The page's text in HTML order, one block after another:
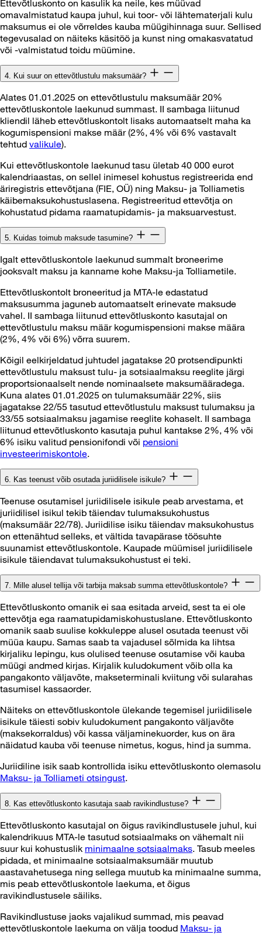
Ettevõtluskonto on kasulik ka neile, kes müüvad
omavalmistatud kaupa juhul, kui toor- või lähtematerjali kulu
maksumus ei ole võrreldes kauba müügihinnaga suur. Sellised
tegevusalad on näiteks käsitöö ja kunst ning omakasvatatud
või -valmistatud toidu müümine.
4. Kui suur on ettevõtlustulu maksumäär?
Alates 01.01.2025 on ettevõtlustulu maksumäär 20%
ettevõtluskontole laekunud summast. II sambaga liitunud
kliendil läheb ettevõtluskontolt lisaks automaatselt maha ka
kogumispensioni makse määr (2%, 4% või 6% vastavalt
tehtud valikule).
Kui ettevõtluskontole laekunud tasu ületab 40 000 eurot
kalendriaastas, on sellel inimesel kohustus registreerida end
äriregistris ettevõtjana (FIE, OÜ) ning Maksu- ja Tolliametis
käibemaksukohustuslasena. Registreeritud ettevõtja on
kohustatud pidama raamatupidamis- ja maksuarvestust.
5. Kuidas toimub maksude tasumine?
Igalt ettevõtluskontole laekunud summalt broneerime
jooksvalt maksu ja kanname kohe Maksu-ja Tolliametile.
Ettevõtluskontolt broneeritud ja MTA-le edastatud
maksusumma jaguneb automaatselt erinevate maksude
vahel. II sambaga liitunud ettevõtluskonto kasutajal on
ettevõtlustulu maksu määr kogumispensioni makse määra
(2%, 4% või 6%) võrra suurem.
Kõigil eelkirjeldatud juhtudel jagatakse 20 protsendipunkti
ettevõtlustulu maksust tulu- ja sotsiaalmaksu reeglite järgi
proportsionaalselt nende nominaalsete maksumääradega.
Kuna alates 01.01.2025 on tulumaksumäär 22%, siis
jagatakse 22/55 tasutud ettevõtlustulu maksust tulumaksu ja
33/55 sotsiaalmaksu jagamise reeglite kohaselt. II sambaga
liitunud ettevõtluskonto kasutaja puhul kantakse 2%, 4% või
6% isiku valitud pensionifondi või pensioni
investeerimiskontole.
6. Kas teenust võib osutada juriidilisele isikule?
Teenuse osutamisel juriidilisele isikule peab arvestama, et
juriidilisel isikul tekib täiendav tulumaksukohustus
(maksumäär 22/78). Juriidilise isiku täiendav maksukohustus
on ettenähtud selleks, et vältida tavapärase töösuhte
suunamist ettevõtluskontole. Kaupade müümisel juriidilisele
isikule täiendavat tulumaksukohustust ei teki.
7. Mille alusel tellija või tarbija maksab summa ettevõtluskontole?
Ettevõtluskonto omanik ei saa esitada arveid, sest ta ei ole
ettevõtja ega raamatupidamiskohustuslane. Ettevõtluskonto
omanik saab suulise kokkuleppe alusel osutada teenust või
müüa kaupu. Samas saab ta vajadusel sõlmida ka lihtsa
kirjaliku lepingu, kus olulised teenuse osutamise või kauba
müügi andmed kirjas. Kirjalik kuludokument võib olla ka
pangakonto väljavõte, makseterminali kviitung või sularahas
tasumisel kassaorder.
Näiteks on ettevõtluskontole ülekande tegemisel juriidilisele
isikule täiesti sobiv kuludokument pangakonto väljavõte
(maksekorraldus) või kassa väljaminekuorder, kus on ära
näidatud kauba või teenuse nimetus, kogus, hind ja summa.
Juriidiline isik saab kontrollida isiku ettevõtluskonto olemasolu
Maksu- ja Tolliameti otsingust.
8. Kas ettevõtluskonto kasutaja saab ravikindlustuse?
Ettevõtluskonto kasutajal on õigus ravikindlustusele juhul, kui
kalendrikuus MTA-le tasutud sotsiaalmaks on vähemalt nii
suur kui kohustuslik minimaalne sotsiaalmaks. Tasub meeles
pidada, et minimaalne sotsiaalmaksumäär muutub
aastavahetusega ning sellega muutub ka minimaalne summa,
mis peab ettevõtluskontole laekuma, et õigus
ravikindlustusele säiliks.
Ravikindlustuse jaoks vajalikud summad, mis peavad
ettevõtluskontole laekuma on välja toodud Maksu- ja